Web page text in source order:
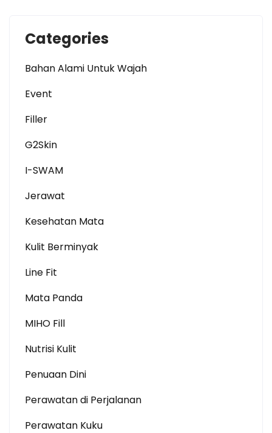
Categories
Bahan Alami Untuk Wajah
Event
Filler
G2Skin
I-SWAM
Jerawat
Kesehatan Mata
Kulit Berminyak
Line Fit
Mata Panda
MIHO Fill
Nutrisi Kulit
Penuaan Dini
Perawatan di Perjalanan
Perawatan Kuku